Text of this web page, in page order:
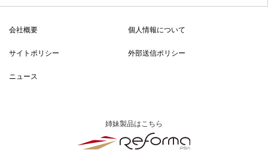
製品特徴
導入事例
導入までの流れ
ZAC・Reforma PSA比較表
ZAC パートナープログラム
ZACBLOG
無料メルマガ登録
会社概要 個人情報について
サイトポリシー 外部送信ポリシー
ニュース
姉妹製品はこちら